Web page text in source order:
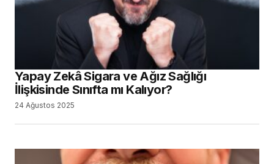
Yapay Zekâ Sigara ve Ağız Sağlığı
İlişkisinde Sınıfta mı Kalıyor?
24 Ağustos 2025